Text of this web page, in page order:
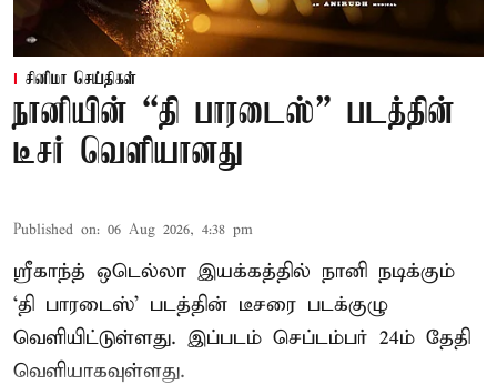
சினிமா செய்திகள்
நானியின் “தி பாரடைஸ்” படத்தின்
டீசர் வெளியானது
Published on: 06 Aug 2026, 4:38 pm
ஸ்ரீகாந்த் ஒடெல்லா இயக்கத்தில் நானி நடிக்கும்
‘தி பாரடைஸ்’ படத்தின் டீசரை படக்குழு
வெளியிட்டுள்ளது. இப்படம் செப்டம்பர் 24ம் தேதி
வெளியாகவுள்ளது.